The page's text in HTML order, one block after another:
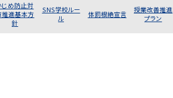
じめ防止対
推進基本方
針
SNS学校ルー
ル
体罰根絶宣言
授業改善推進
プラン